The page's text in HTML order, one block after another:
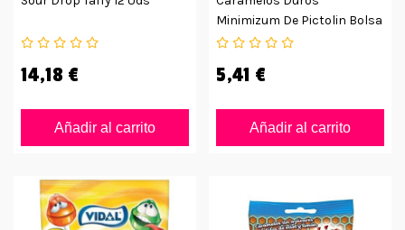
14,18 €
Añadir al carrito
Minimizum De Pictolin Bolsa
1kg
5,41 €
Añadir al carrito